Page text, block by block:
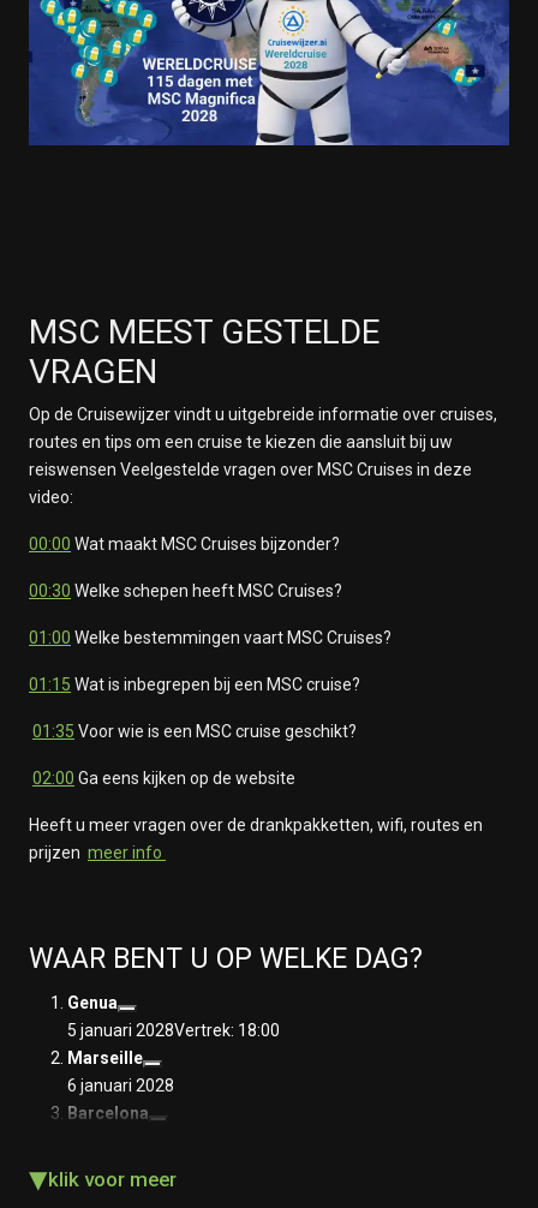
MSC MEEST GESTELDE
VRAGEN
Op de Cruisewijzer vindt u uitgebreide informatie over cruises,
routes en tips om een cruise te kiezen die aansluit bij uw
reiswensen Veelgestelde vragen over MSC Cruises in deze
video:
00:00 Wat maakt MSC Cruises bijzonder?
00:30 Welke schepen heeft MSC Cruises?
01:00 Welke bestemmingen vaart MSC Cruises?
01:15 Wat is inbegrepen bij een MSC cruise?
01:35 Voor wie is een MSC cruise geschikt?
02:00 Ga eens kijken op de website
Heeft u meer vragen over de drankpakketten, wifi, routes en
prijzen meer info
WAAR BENT U OP WELKE DAG?
Genua
5 januari 2028Vertrek: 18:00
Marseille
6 januari 2028
Barcelona
Op Zee
▾klik voor meer